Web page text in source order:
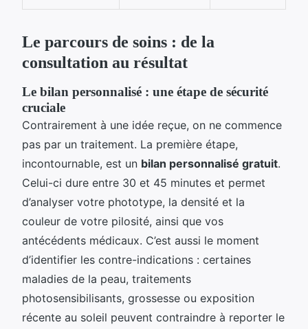
Le parcours de soins : de la
consultation au résultat
Le bilan personnalisé : une étape de sécurité
cruciale
Contrairement à une idée reçue, on ne commence
pas par un traitement. La première étape,
incontournable, est un bilan personnalisé gratuit.
Celui-ci dure entre 30 et 45 minutes et permet
d’analyser votre phototype, la densité et la
couleur de votre pilosité, ainsi que vos
antécédents médicaux. C’est aussi le moment
d’identifier les contre-indications : certaines
maladies de la peau, traitements
photosensibilisants, grossesse ou exposition
récente au soleil peuvent contraindre à reporter le